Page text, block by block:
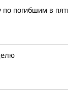
погибшим в